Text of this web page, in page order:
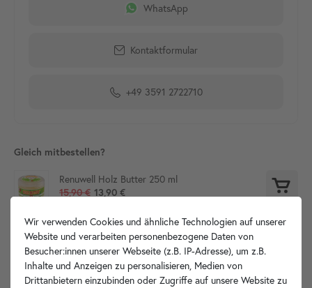
WhatsApp
Kontaktformular
+49 3591 2722710
Gleich mitbestellen?
Renuwell Holz Butter 250 ml
15,90 € 13,90 €
Produktdetails
Wir verwenden Cookies und ähnliche Technologien auf unserer
Website und verarbeiten personenbezogene Daten von
Besucher:innen unserer Webseite (z.B. IP-Adresse), um z.B.
Inhalte und Anzeigen zu personalisieren, Medien von
Drittanbietern einzubinden oder Zugriffe auf unsere Website zu